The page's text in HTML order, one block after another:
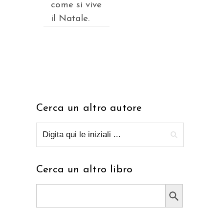
come si vive
il Natale.
Cerca un altro autore
Cerca un altro libro
Search Button